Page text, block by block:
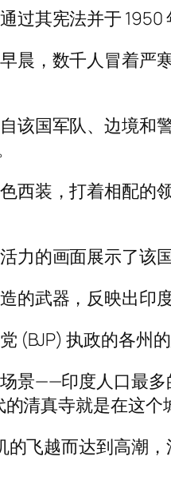
过其宪法并于
晨，数千人冒着严
该国军队、边境和
西装，打着相配的
力的画面展示了该
的武器，反映出印
(BJP) 执政的各州
景——印度人口最多
清真寺就是在这
的飞越而达到高潮